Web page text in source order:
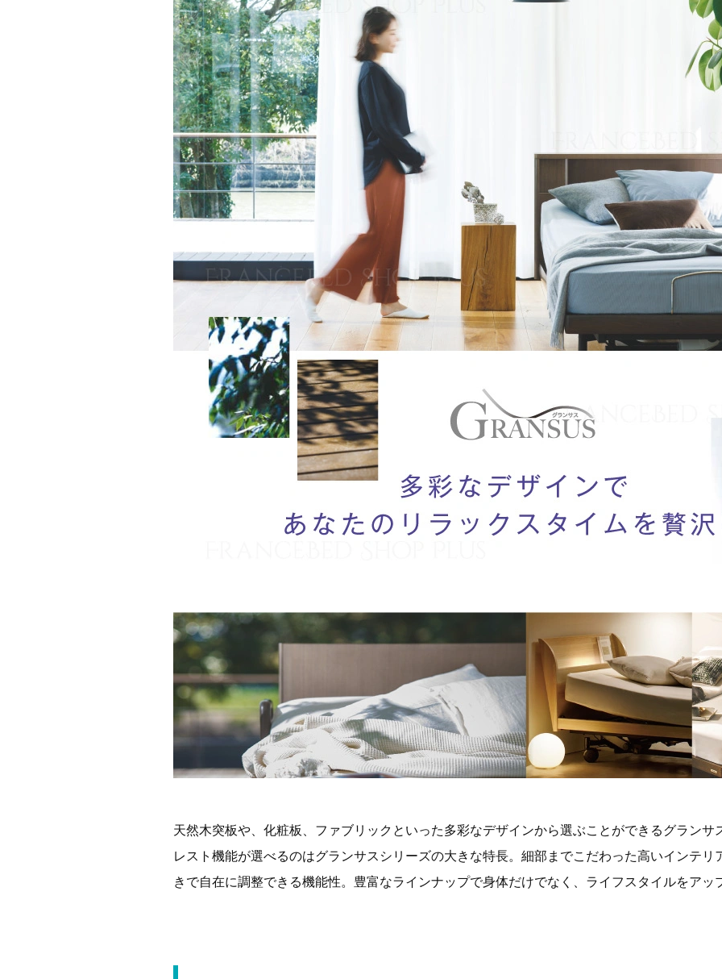
天然木突板や、化粧板、ファブリックといった多彩なデザインから選ぶことができるグランサ
レスト機能が選べるのはグランサスシリーズの大きな特長。細部までこだわった高いインテリ
きで自在に調整できる機能性。豊富なラインナップで身体だけでなく、ライフスタイルをアッ